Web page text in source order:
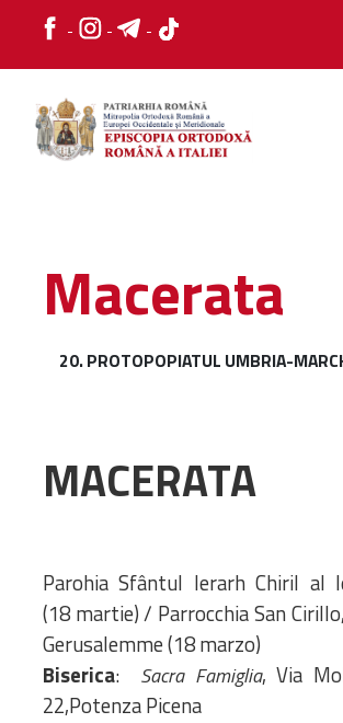
ISTORIC
ORGANIZAREA
Structura
Mănăstiri,
biserici și
monumente
Diaconii
Centre și
Macerata
20. PROTOPOPIATUL UMBRIA-
MACERATA
Parohia Sfântul Ierarh Chiril al
(18 martie) / Parrocchia San
Gerusalemme (18 marzo)
Biserica: Sacra Famiglia, Via
22,Potenza Picena